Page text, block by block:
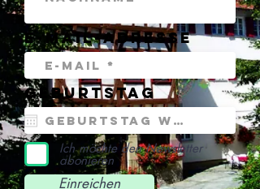
E-Mail-Adresse
Geburtstag
Ich möchte den Newsletter
abonieren
Einreichen